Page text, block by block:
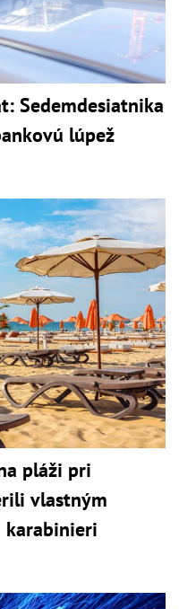
Sedemdesiatnika
lúpež
pláži pri
vlastným
karabinieri